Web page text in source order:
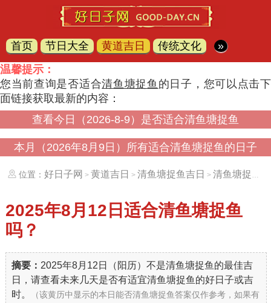
首页 节日大全 黄道吉日 传统文化
»
温馨提示：
您当前查询是否适合清鱼塘捉鱼 的日子，您可以点击下
面链接获取最新的内容：
查看今日（2026-8-9）是否适合清鱼塘捉鱼
本月（2026年8月9日）所有适合清鱼塘捉鱼的日子
位置： 好日子网 > 黄道吉日 > 清鱼塘捉鱼吉日 > 清鱼塘捉鱼吉日（20250812）
2025年8月12日 适合清鱼塘捉鱼
吗？
摘要： 2025年8月12日（阳历）不是清鱼塘捉鱼的最佳吉
日，请查看未来几天是否有适宜清鱼塘捉鱼的好日子或吉
时。
（该黄历中显示的本日能否清鱼塘捉鱼答案仅作参考，如果有